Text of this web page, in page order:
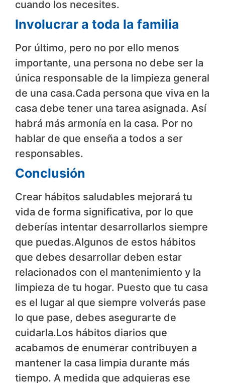
cuando los necesites.
Involucrar a toda la familia
Por último, pero no por ello menos
importante, una persona no debe ser la
única responsable de la limpieza general
de una casa.Cada persona que viva en la
casa debe tener una tarea asignada. Así
habrá más armonía en la casa. Por no
hablar de que enseña a todos a ser
responsables.
Conclusión
Crear hábitos saludables mejorará tu
vida de forma significativa, por lo que
deberías intentar desarrollarlos siempre
que puedas.Algunos de estos hábitos
que debes desarrollar deben estar
relacionados con el mantenimiento y la
limpieza de tu hogar. Puesto que tu casa
es el lugar al que siempre volverás pase
lo que pase, debes asegurarte de
cuidarla.Los hábitos diarios que
acabamos de enumerar contribuyen a
mantener la casa limpia durante más
tiempo. A medida que adquieras ese